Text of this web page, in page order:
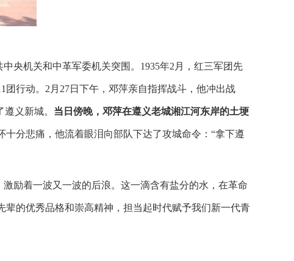
央机关和中革军委机关突围。 1935年2 月，红三军团先
团行动。 2 月 27日下午，邓萍亲自指挥战斗，他冲出战
义新城。 当日傍晚，邓萍在遵义老城湘江河东岸的土埂
分悲痛，他流着眼泪向部队下达了攻城命令：“拿下遵
励着一波又一波的后浪。这一滴含有盐分的水，在革命
的优秀品格和崇高精神，担当起时代赋予我们新一代青